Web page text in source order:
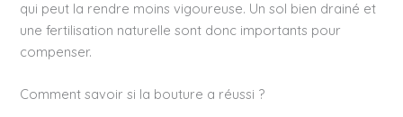
qui peut la rendre moins vigoureuse. Un sol bien drainé et
une fertilisation naturelle sont donc importants pour
compenser.
Comment savoir si la bouture a réussi ?